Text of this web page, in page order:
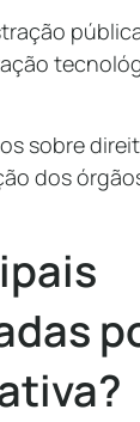
sobre
dos